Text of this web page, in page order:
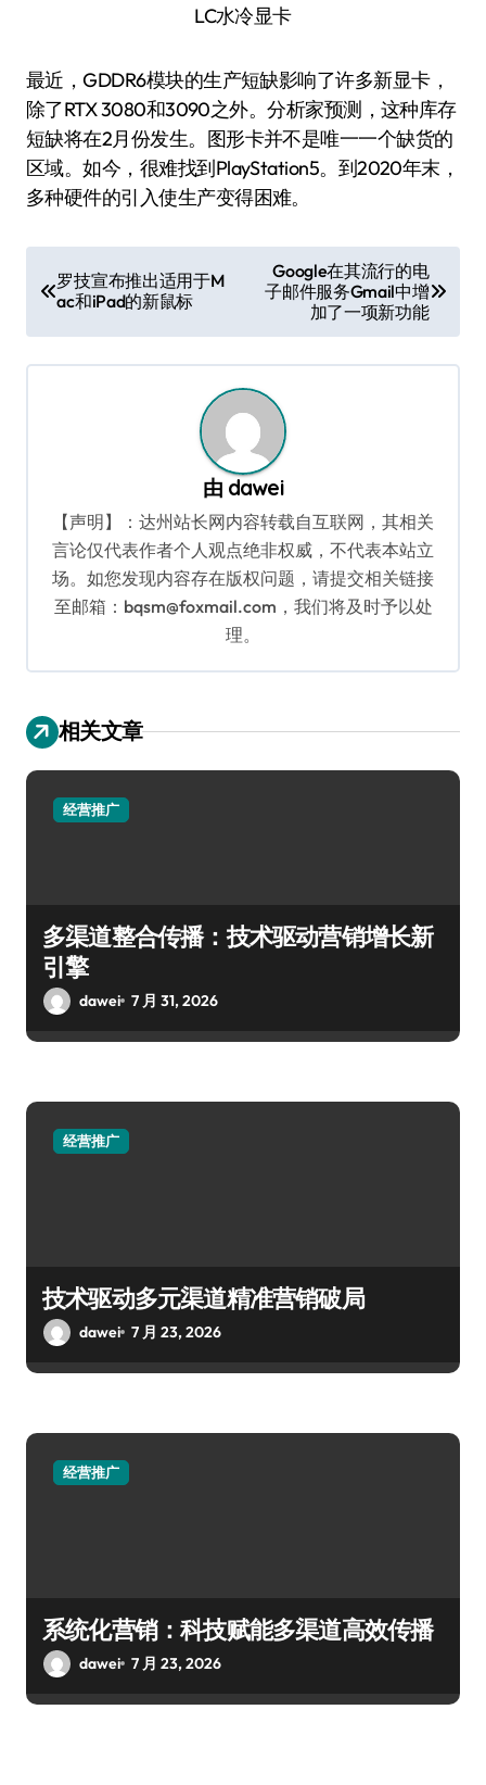
最近，GDDR6模块的生产短缺影响了许多新显卡，
除了RTX 3080和3090之外。分析家预测，这种库存
短缺将在2月份发生。图形卡并不是唯一一个缺货的
区域。如今，很难找到PlayStation5。到2020年末，
多种硬件的引入使生产变得困难。
章
导
航
罗技宣布推出适用于M
ac和iPad的新鼠标
Google在其流行的电
子邮件服务Gmail中增
加了一项新功能
由 dawei
【声明】：达州站长网内容转载自互联网，其相关
言论仅代表作者个人观点绝非权威，不代表本站立
场。如您发现内容存在版权问题，请提交相关链接
至邮箱：bqsm@foxmail.com，我们将及时予以处
理。
相关文章
经营推广
多渠道整合传播：技术驱动营销增长新
引擎
dawei 7 月 31, 2026
经营推广
技术驱动多元渠道精准营销破局
dawei 7 月 23, 2026
经营推广
系统化营销：科技赋能多渠道高效传播
dawei 7 月 23, 2026